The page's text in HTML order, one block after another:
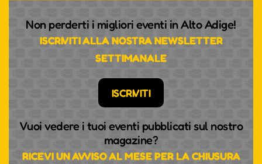
Non perderti i migliori eventi in Alto Adige!
ISCRIVITI ALLA NOSTRA NEWSLETTER
SETTIMANALE
ISCRIVITI
Vuoi vedere i tuoi eventi pubblicati sul nostro
magazine?
RICEVI UN AVVISO AL MESE PER LA CHIUSURA